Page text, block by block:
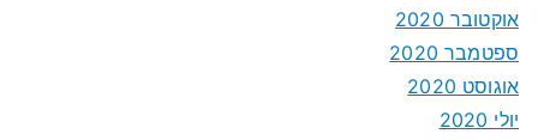
אוקטובר 2020
ספטמבר 2020
אוגוסט 2020
יולי 2020